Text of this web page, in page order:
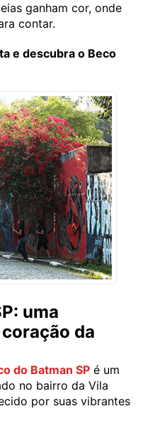
ganham cor, onde
contar.
e descubra o Beco
uma
da
do Batman SP é um
no bairro da Vila
por suas vibrantes